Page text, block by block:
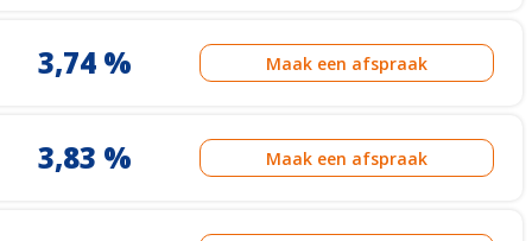
3,74 % Maak een afspraak
3,83 % Maak een afspraak